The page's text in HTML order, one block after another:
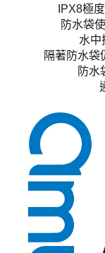
IPX8極
防水袋
水中
隔著防水袋
防水